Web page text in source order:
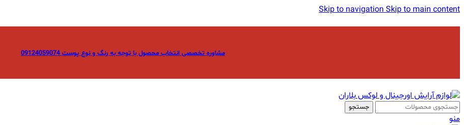
Skip to navigationSkip to main content
مشاوره تخصصی انتخاب محصول با توجه به رنگ و نوع پوست 09124059074
جستجو
منو